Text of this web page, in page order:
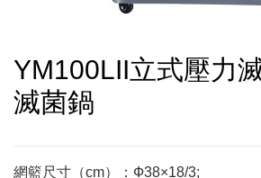
YM100LII立式壓力
滅菌鍋
網籃尺寸（cm）：Ф38×18/3;